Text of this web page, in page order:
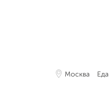
Москва Еда